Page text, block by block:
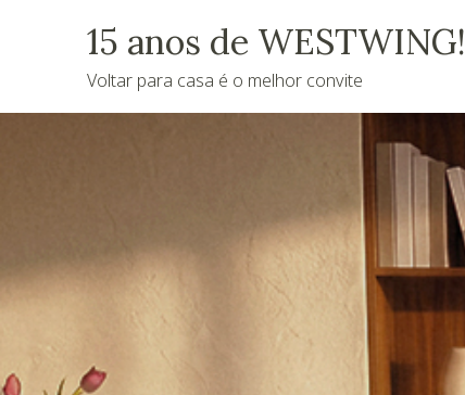
15 anos de WESTWING!
Voltar para casa é o melhor convite